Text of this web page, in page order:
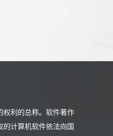
权利的总称。软件著作
计算机软件依法向国